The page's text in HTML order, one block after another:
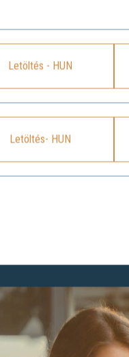
Letöltés - HUN
Letöltés- HUN